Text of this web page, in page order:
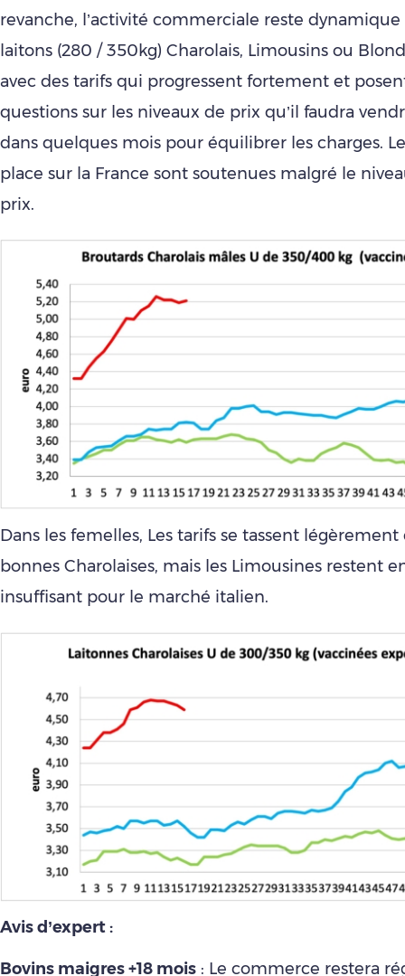
revanche, l’activité commerciale reste dynamique
laitons (280 / 350kg) Charolais, Limousins ou
avec des tarifs qui progressent fortement et
questions sur les niveaux de prix qu’il faudra
dans quelques mois pour équilibrer les charges.
place sur la France sont soutenues malgré le
prix.
Dans les femelles, Les tarifs se tassent légèrement
bonnes Charolaises, mais les Limousines restent
insuffisant pour le marché italien.
Avis d’expert :
Bovins maigres +18 mois : Le commerce restera